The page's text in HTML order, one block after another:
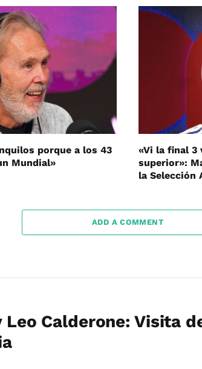
porque a los 43
Mundial»
«Vi la final 3
superior»:
la Selección
ADD A COMMENT
Leo Calderone: Visita